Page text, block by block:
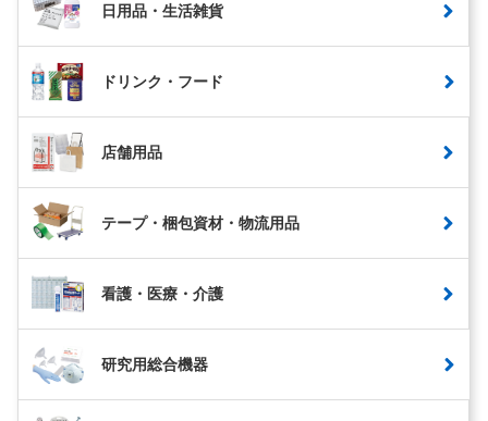
日用品・生活雑貨
ドリンク・フード
店舗用品
テープ・梱包資材・物流用品
看護・医療・介護
研究用総合機器